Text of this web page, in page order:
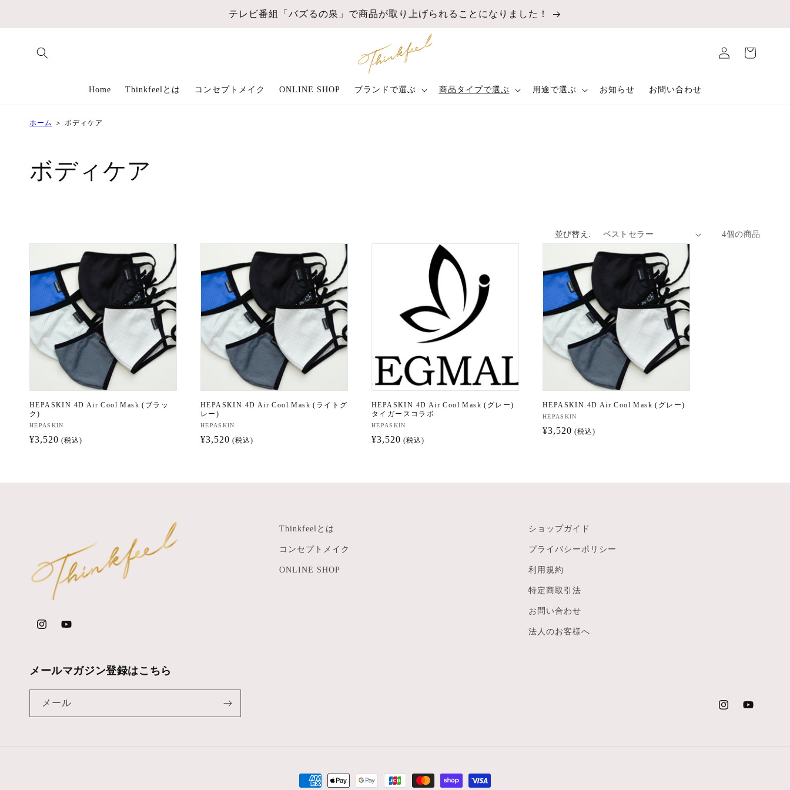
テレビ番組「バズるの泉」で商品が取り上げられることになりました！
Home Thinkfeelとは コンセプトメイク ONLINE SHOP ブランドで選ぶ 商品タイプで選ぶ 用途で選ぶ お知らせ お問い合わせ
グ
イ
ー
ホーム ＞ ボディケア
コ
シ
ョ
ン
:
ボディケア
並び替え: 4個の商品
HEPASKIN 4D Air Cool Mask (ブラッ
ク)
販
売
HEPASKIN
通
¥3,520 (税込)
HEPASKIN 4D Air Cool Mask (ライトグ
レー)
販
売
HEPASKIN
通
¥3,520 (税込)
HEPASKIN 4D Air Cool Mask (グレー)
タイガースコラボ
販
売
HEPASKIN
通
¥3,520 (税込)
HEPASKIN 4D Air Cool Mask (グレー)
販
売
HEPASKIN
通
¥3,520 (税込)
InstagramYouTube
Thinkfeelとは
コンセプトメイク
ONLINE SHOP
ショップガイド
プライバシーポリシー
利用規約
特定商取引法
お問い合わせ
法人のお客様へ
メールマガジン登録はこちら
メール
InstagramYouTube